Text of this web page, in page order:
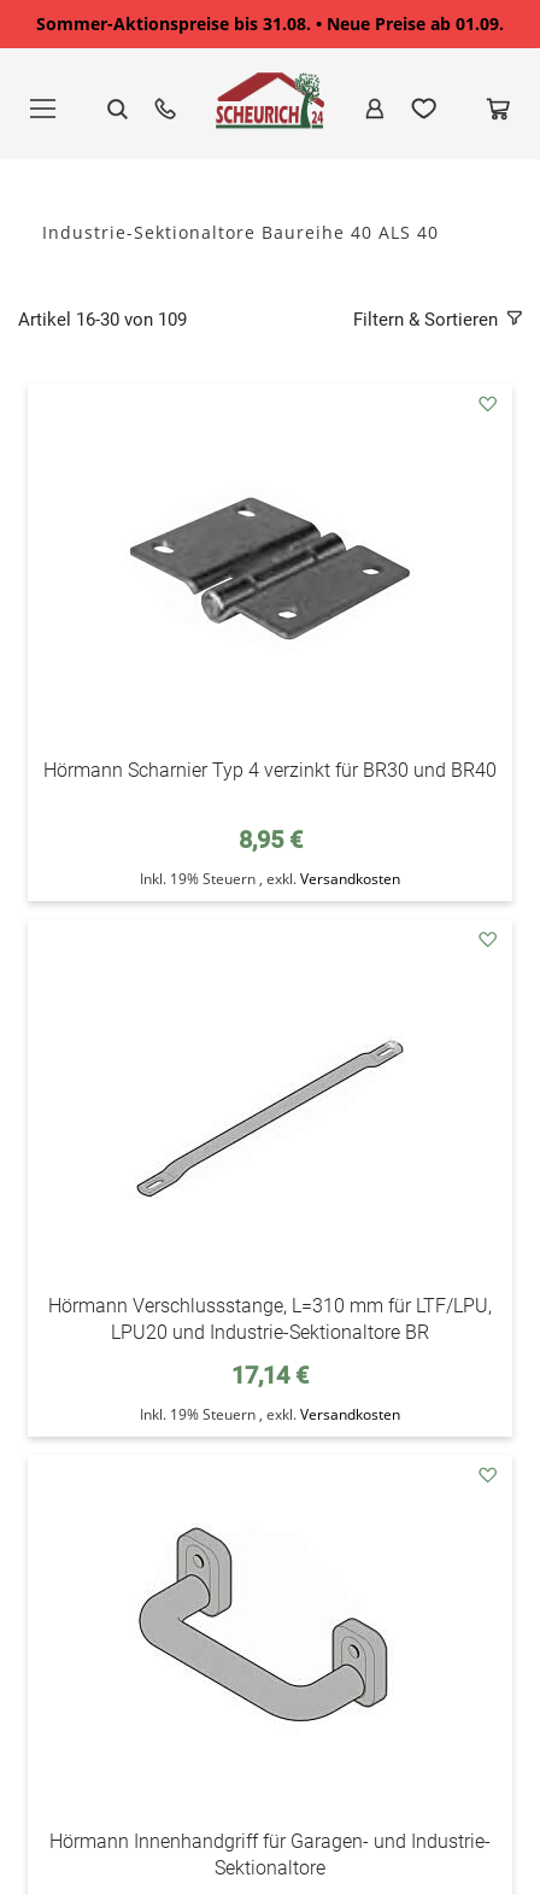
Sommer-Aktionspreise bis 31.08. • Neue Preise ab 01.09.
springen
Industrie-Sektionaltore Baureihe 40 ALS 40
Artikel 16-30 von 109 Filtern & Sortieren
Hörmann Scharnier Typ 4 verzinkt für BR30 und BR40
8,95 €
Inkl. 19% Steuern , exkl.Versandkosten
Hörmann Verschlussstange, L=310 mm für LTF/LPU,
LPU20 und Industrie-Sektionaltore BR
17,14 €
Inkl. 19% Steuern , exkl.Versandkosten
Hörmann Innenhandgriff für Garagen- und Industrie-
Sektionaltore